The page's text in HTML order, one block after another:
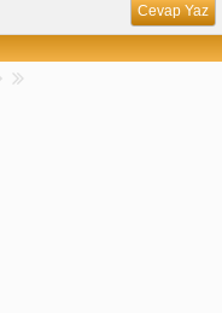
Cevap Yaz